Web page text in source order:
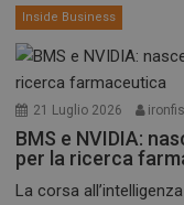
Inside Business
21 Luglio 2026
BMS e NVIDIA:
per la ricerca
La corsa